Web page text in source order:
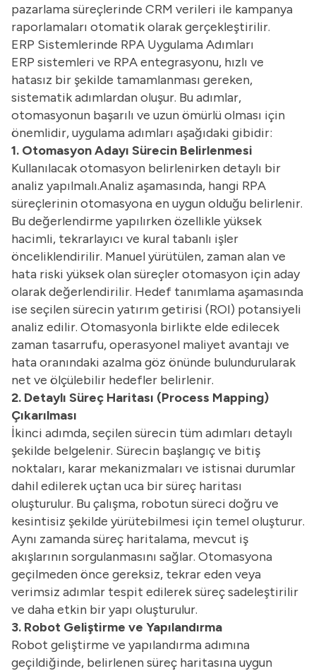
pazarlama süreçlerinde CRM verileri ile kampanya
raporlamaları otomatik olarak gerçekleştirilir.
ERP Sistemlerinde RPA Uygulama Adımları
ERP sistemleri ve RPA entegrasyonu, hızlı ve
hatasız bir şekilde tamamlanması gereken,
sistematik adımlardan oluşur. Bu adımlar,
otomasyonun başarılı ve uzun ömürlü olması için
önemlidir, uygulama adımları aşağıdaki gibidir:
1. Otomasyon Adayı Sürecin Belirlenmesi
Kullanılacak otomasyon belirlenirken detaylı bir
analiz yapılmalı.Analiz aşamasında, hangi RPA
süreçlerinin otomasyona en uygun olduğu belirlenir.
Bu değerlendirme yapılırken özellikle yüksek
hacimli, tekrarlayıcı ve kural tabanlı işler
önceliklendirilir. Manuel yürütülen, zaman alan ve
hata riski yüksek olan süreçler otomasyon için aday
olarak değerlendirilir. Hedef tanımlama aşamasında
ise seçilen sürecin yatırım getirisi (ROI) potansiyeli
analiz edilir. Otomasyonla birlikte elde edilecek
zaman tasarrufu, operasyonel maliyet avantajı ve
hata oranındaki azalma göz önünde bulundurularak
net ve ölçülebilir hedefler belirlenir.
2. Detaylı Süreç Haritası (Process Mapping)
Çıkarılması
İkinci adımda, seçilen sürecin tüm adımları detaylı
şekilde belgelenir. Sürecin başlangıç ve bitiş
noktaları, karar mekanizmaları ve istisnai durumlar
dahil edilerek uçtan uca bir süreç haritası
oluşturulur. Bu çalışma, robotun süreci doğru ve
kesintisiz şekilde yürütebilmesi için temel oluşturur.
Aynı zamanda süreç haritalama, mevcut iş
akışlarının sorgulanmasını sağlar. Otomasyona
geçilmeden önce gereksiz, tekrar eden veya
verimsiz adımlar tespit edilerek süreç sadeleştirilir
ve daha etkin bir yapı oluşturulur.
3. Robot Geliştirme ve Yapılandırma
Robot geliştirme ve yapılandırma adımına
geçildiğinde, belirlenen süreç haritasına uygun